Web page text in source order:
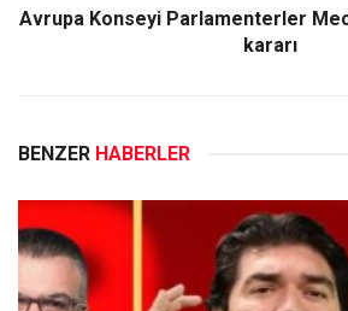
Avrupa Konseyi Parlamenterler
kararı
BENZER HABERLER